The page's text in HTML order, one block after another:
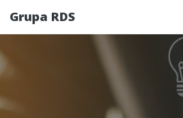
Grupa RDS